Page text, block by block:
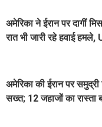
अमेरिका ने ईरान पर दागीं
रात भी जारी रहे हवाई हमले,
अमेरिका की ईरान पर
सख्त; 12 जहाजों का रास्ता